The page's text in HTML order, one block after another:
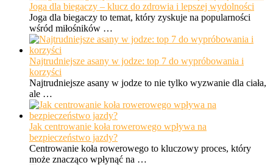
Joga dla biegaczy – klucz do zdrowia i lepszej wydolności
Joga dla biegaczy to temat, który zyskuje na popularności
wśród miłośników …
Najtrudniejsze asany w jodze: top 7 do wypróbowania i
korzyści
Najtrudniejsze asany w jodze to nie tylko wyzwanie dla ciała,
ale …
Jak centrowanie koła rowerowego wpływa na
bezpieczeństwo jazdy?
Centrowanie koła rowerowego to kluczowy proces, który
może znacząco wpłynąć na …